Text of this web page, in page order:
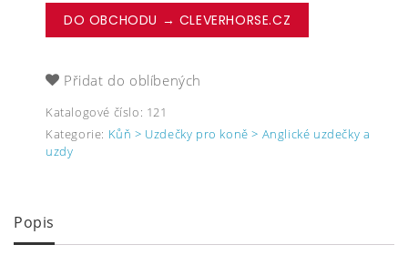
DO OBCHODU → CLEVERHORSE.CZ
Přidat do oblíbených
Katalogové číslo: 121
Kategorie: Kůň > Uzdečky pro koně > Anglické uzdečky a
uzdy
Popis